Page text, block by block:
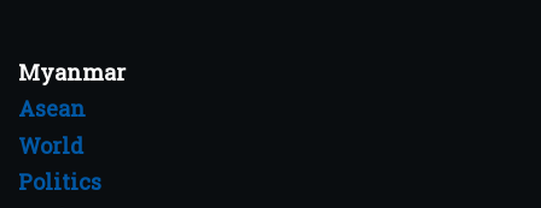
Myanmar
Asean
World
Politics